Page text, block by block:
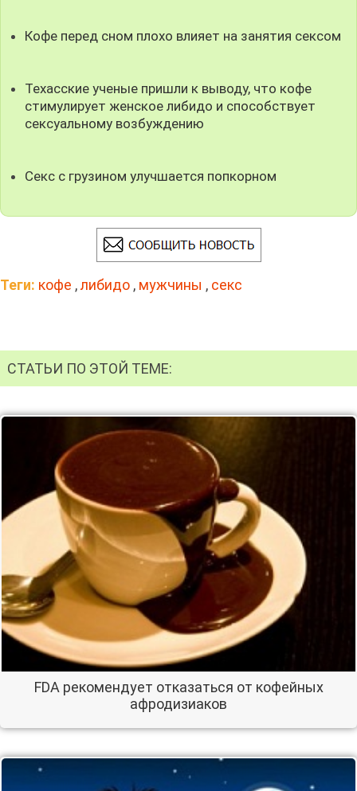
Кофе перед сном плохо влияет на занятия сексом
Техасские ученые пришли к выводу, что кофе
стимулирует женское либидо и способствует
сексуальному возбуждению
Секс с грузином улучшается попкорном
Теги: кофе ,либидо , мужчины , секс
СТАТЬИ ПО ЭТОЙ ТЕМЕ:
FDA рекомендует отказаться от кофейных
афродизиаков